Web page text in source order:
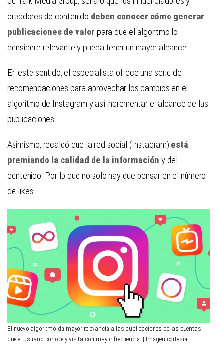
creadores de contenido deben conocer cómo generar
publicaciones de valor para que el algoritmo lo
considere relevante y pueda tener un mayor alcance.
En este sentido, el especialista ofrece una serie de
recomendaciones para aprovechar los cambios en el
algoritmo de Instagram y así incrementar el alcance de las
publicaciones.
Asimismo, recalcó que la red social (Instagram) está
premiando la calidad de la información y del
contenido. Por lo que no solo hay que pensar en el número
de likes.
El nuevo algoritmo da mayor relevancia a las publicaciones de las cuentas
que el usuario conoce y visita con mayor frecuencia. | Imagen cortesía.